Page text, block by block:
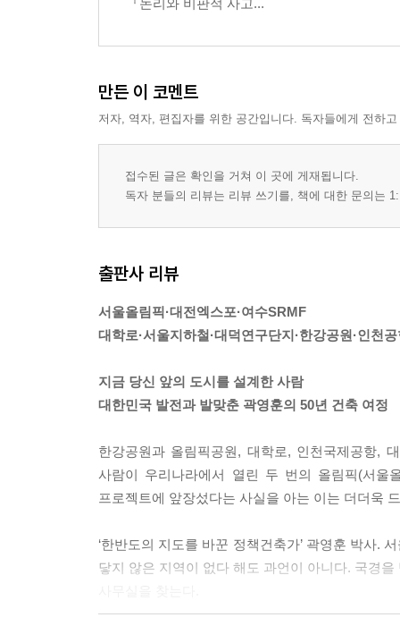
- 해외동포들의 마지막 휴식처, 천안 망향의 동산
5장 바다를 향해 나아가다
: 여수 및 남해권 프로젝트
- 광양 발전의 터닝포인트
- 뼈저린 교훈을 얻은 큰 목포 계획
- 대통령을 ‘이용’해 만든 제주도 관광 코스
6장 희망의 문을 두드리다
: DMZ 및 북한권 프로젝트
- DMZ를 남북평화의 출발점으로
- 한국 대표로 참여한 두만강과 백두산 개발 프로젝
7장 이상과 현실의 사이에서
: 도시환경 설계에 대한 생각
- 우리나라 도시건축의 안타까운 현실
『논리와 비판적 사고...
만든 이 코멘트
저자, 역자, 편집자를 위한 공간입니다. 독자들에게 전하
접수된 글은 확인을 거쳐 이 곳에 게재됩니다.
독자 분들의 리뷰는 리뷰 쓰기를, 책에 대한 문의는
출판사 리뷰
서울올림픽·대전엑스포·여수SRMF
대학로·서울지하철·대덕연구단지·한강공원·인천
지금 당신 앞의 도시를 설계한 사람
대한민국 발전과 발맞춘 곽영훈의 50년 건축 여정
한강공원과 올림픽공원, 대학로, 인천국제공항,
사람이 우리나라에서 열린 두 번의 올림픽(서울
프로젝트에 앞장섰다는 사실을 아는 이는 더더욱
‘한반도의 지도를 바꾼 정책건축가’ 곽영훈 박사.
닿지 않은 지역이 없다 해도 과언이 아니다. 국경